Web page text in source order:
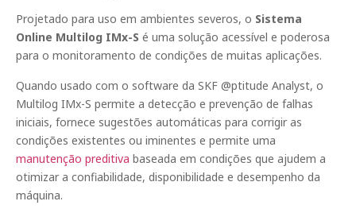
Projetado para uso em ambientes severos, o Sistema
Online Multilog IMx-S é uma solução acessível e poderosa
para o monitoramento de condições de muitas aplicações.
Quando usado com o software da SKF @ptitude Analyst, o
Multilog IMx-S permite a detecção e prevenção de falhas
iniciais, fornece sugestões automáticas para corrigir as
condições existentes ou iminentes e permite uma
manutenção preditiva baseada em condições que ajudem a
otimizar a confiabilidade, disponibilidade e desempenho da
máquina.